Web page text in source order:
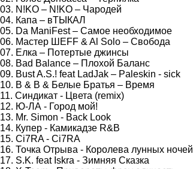
03. N!KO – N!KO – Чародей
04. Капа – вТЫКАЛ
05. Da ManiFest – Самое необходимое
06. Мастер ШЕFF & Al Solo – Свобода
07. Елка – Потертые джинсы
08. Bad Balance – Плохой Баланс
09. Bust A.S.! feat LadJak – Paleskin - sick
10. B & B & Белые Братья – Время
11. Синдикат - Цвета (remix)
12. Ю-ЛА - Город мой!
13. Mr. Simon - Back Look
14. Купер - Камикадзе R&B
15. Ci7RA - Ci7RA
16. Точка Отрыва - Королева лунных ночей
17. S.K. feat Iskra - Зимняя Сказка